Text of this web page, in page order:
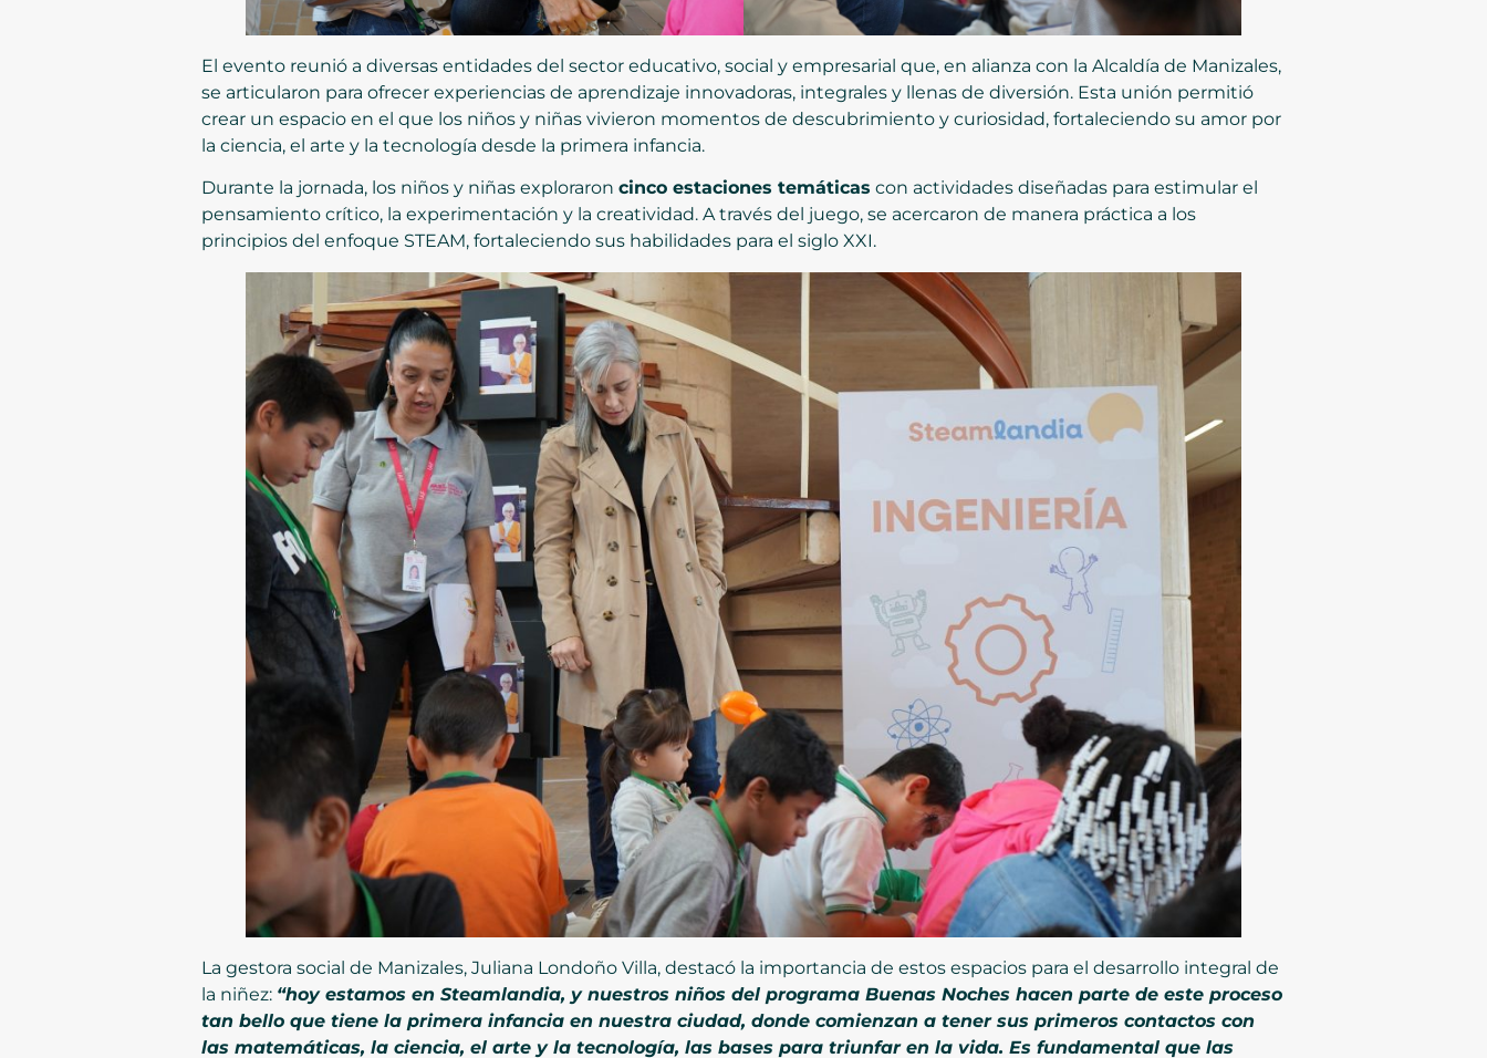
El evento reunió a diversas entidades del sector educativo, social y empresarial que, en alianza con la Alcaldía de Manizales,
se articularon para ofrecer experiencias de aprendizaje innovadoras, integrales y llenas de diversión. Esta unión permitió
crear un espacio en el que los niños y niñas vivieron momentos de descubrimiento y curiosidad, fortaleciendo su amor por
la ciencia, el arte y la tecnología desde la primera infancia.
Durante la jornada, los niños y niñas exploraron cinco estaciones temáticas con actividades diseñadas para estimular el
pensamiento crítico, la experimentación y la creatividad. A través del juego, se acercaron de manera práctica a los
principios del enfoque STEAM, fortaleciendo sus habilidades para el siglo XXI.
La gestora social de Manizales, Juliana Londoño Villa, destacó la importancia de estos espacios para el desarrollo integral de
la niñez: “hoy estamos en Steamlandia, y nuestros niños del programa Buenas Noches hacen parte de este proceso
tan bello que tiene la primera infancia en nuestra ciudad, donde comienzan a tener sus primeros contactos con
las matemáticas, la ciencia, el arte y la tecnología, las bases para triunfar en la vida. Es fundamental que las